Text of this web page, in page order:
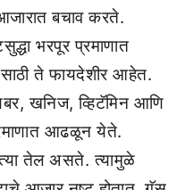
बचाव करते.
भरपूर प्रमाणात
ते फायदेशीर आहेत.
खनिज, व्हिटॅमिन आणि
आढळून येते.
तेल असते. त्यामुळे